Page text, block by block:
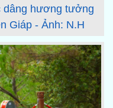
dâng hương tưởng
Giáp - Ảnh: N.H